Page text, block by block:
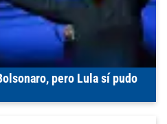
pero Lula sí pudo